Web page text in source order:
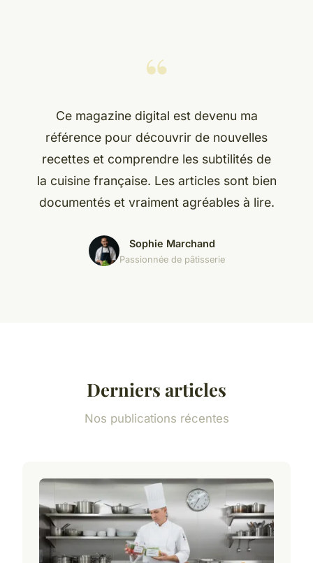
“
Ce magazine digital est devenu ma
référence pour découvrir de nouvelles
recettes et comprendre les subtilités de
la cuisine française. Les articles sont bien
documentés et vraiment agréables à lire.
Sophie Marchand
Passionnée de pâtisserie
Derniers articles
Nos publications récentes